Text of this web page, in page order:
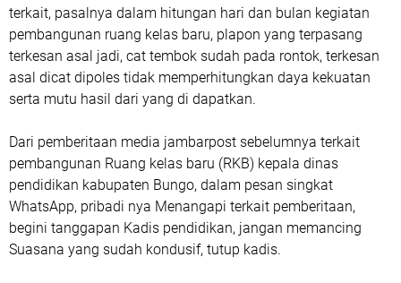
terkait, pasalnya dalam hitungan hari dan bulan kegiatan
pembangunan ruang kelas baru, plapon yang terpasang
terkesan asal jadi, cat tembok sudah pada rontok, terkesan
asal dicat dipoles tidak memperhitungkan daya kekuatan
serta mutu hasil dari yang di dapatkan.
Dari pemberitaan media jambarpost sebelumnya terkait
pembangunan Ruang kelas baru (RKB) kepala dinas
pendidikan kabupaten Bungo, dalam pesan singkat
WhatsApp, pribadi nya Menangapi terkait pemberitaan,
begini tanggapan Kadis pendidikan, jangan memancing
Suasana yang sudah kondusif, tutup kadis.